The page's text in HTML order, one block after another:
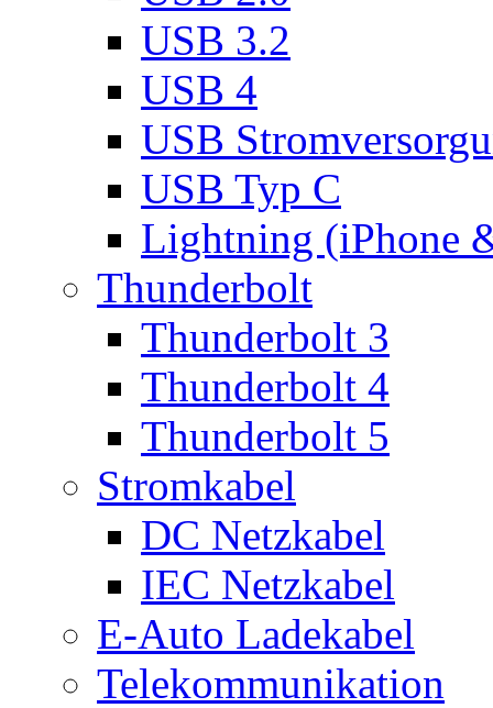
USB 3.2
USB 4
USB
USB Typ C
Lightning (iPhone
Thunderbolt
Thunderbolt 3
Thunderbolt 4
Thunderbolt 5
Stromkabel
DC Netzkabel
IEC Netzkabel
E-Auto Ladekabel
Telekommunikation